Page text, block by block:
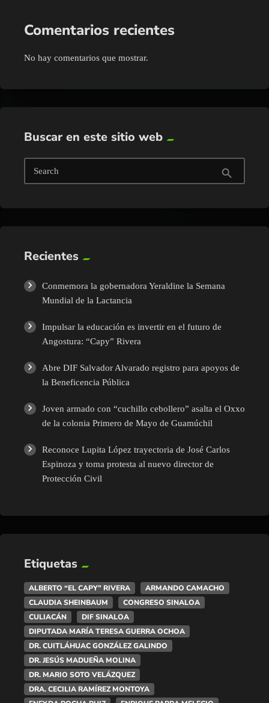
Comentarios recientes
No hay comentarios que mostrar.
Buscar en este sitio web
Search search
Recientes
Conmemora la gobernadora Yeraldine la Semana
Mundial de la Lactancia
Impulsar la educación es invertir en el futuro de
Angostura: “Capy” Rivera
Abre DIF Salvador Alvarado registro para apoyos de
la Beneficencia Pública
Joven armado con “cuchillo cebollero” asalta el Oxxo
de la colonia Primero de Mayo de Guamúchil
Reconoce Lupita López trayectoria de José Carlos
Espinoza y toma protesta al nuevo director de
Protección Civil
Etiquetas
ALBERTO “EL CAPY” RIVERA
ARMANDO CAMACHO
CLAUDIA SHEINBAUM
CONGRESO SINALOA
CULIACÁN
DIF SINALOA
DIPUTADA MARÍA TERESA GUERRA OCHOA
DR. CUITLÁHUAC GONZÁLEZ GALINDO
DR. JESÚS MADUEÑA MOLINA
DR. MARIO SOTO VELÁZQUEZ
DRA. CECILIA RAMÍREZ MONTOYA